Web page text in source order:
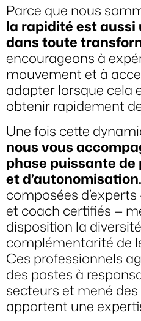
Parce que nous
la rapidité est
dans toute
encourageons à
mouvement et à
adapter lorsque cela
obtenir rapidement
Une fois cette
nous vous
phase puissante
et d’autonomisation.
composées
et coach certifiés —
disposition la
complémentarité de
Ces professionnels
des postes à
secteurs et mené des
apportent une